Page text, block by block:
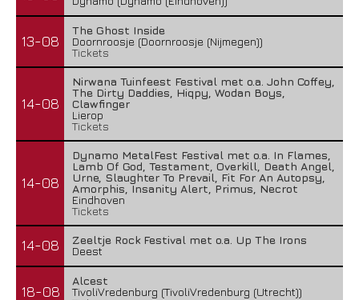
13-08
The Ghost Inside
Doornroosje (Doornroosje (Nijmegen))
Tickets
14-08
Nirwana Tuinfeest Festival met o.a. John Coffey,
The Dirty Daddies, Hiqpy, Wodan Boys,
Clawfinger
Lierop
Tickets
14-08
Dynamo MetalFest Festival met o.a. In Flames,
Lamb Of God, Testament, Overkill, Death Angel,
Urne, Slaughter To Prevail, Fit For An Autopsy,
Amorphis, Insanity Alert, Primus, Necrot
Eindhoven
Tickets
14-08
Zeeltje Rock Festival met o.a. Up The Irons
Deest
18-08
Alcest
TivoliVredenburg (TivoliVredenburg (Utrecht))